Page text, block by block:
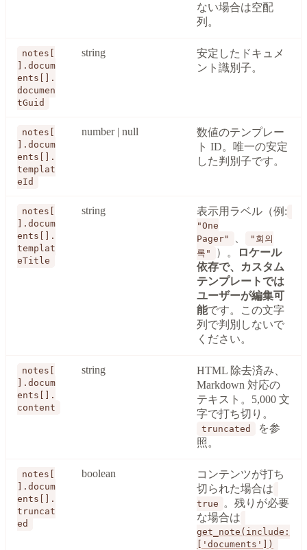
ない場合は空配
列。
notes[
].docum
ents[].
documen
tGuid
string
安定したドキュメ
ント識別子。
notes[
].docum
ents[].
templat
eId
number | null
数値のテンプレー
ト ID。唯一の安定
した判別子です。
notes[
].docum
ents[].
templat
eTitle
string 表示用ラベル（例:
"One
Pager"
"회의
록"
）。
ロケール
依存で、カスタム
テンプレートでは
ユーザーが編集可
能です。この文字
列で判別しないで
ください。
notes[
].docum
ents[].
content
string
HTML 除去済み、
Markdown 対応の
テキスト。5,000 文
字で打ち切り。
truncated
を参
照。
notes[
].docum
ents[].
truncat
ed
boolean
コンテンツが打ち
切られた場合は
true
。残りが必要
な場合は
get_note(include:
['documents'])